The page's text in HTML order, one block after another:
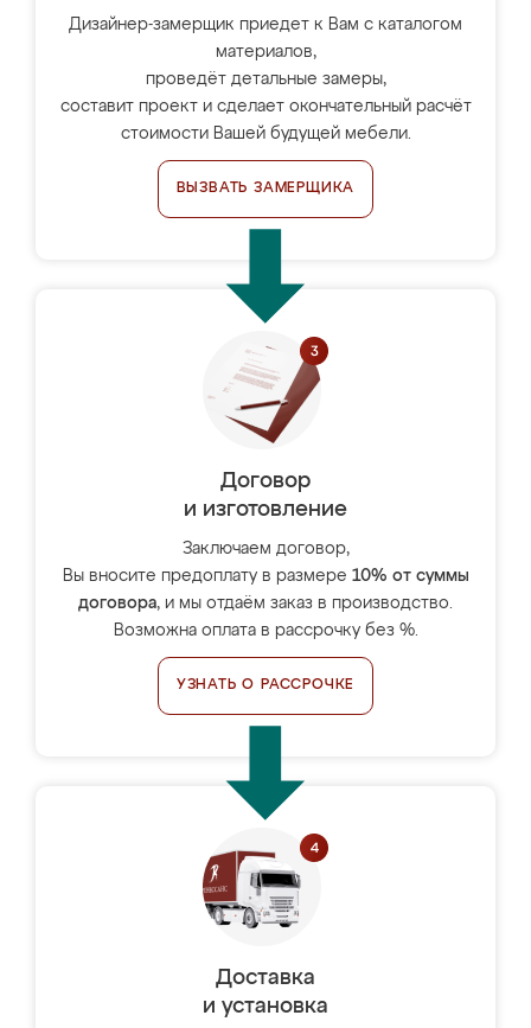
Дизайнер-замерщик приедет к Вам с каталогом
материалов,
проведёт детальные замеры,
составит проект и сделает окончательный расчёт
стоимости Вашей будущей мебели.
ВЫЗВАТЬ ЗАМЕРЩИКА
Договор
и изготовление
Заключаем договор,
Вы вносите предоплату в размере 10% от суммы
договора, и мы отдаём заказ в производство.
Возможна оплата в рассрочку без %.
УЗНАТЬ О РАССРОЧКЕ
Доставка
и установка